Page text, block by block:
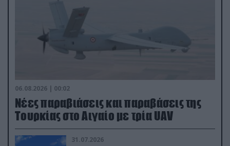
06.08.2026 | 00:02
Νέες παραβιάσεις και παραβάσεις της
Τουρκίας στο Αιγαίο με τρία UAV
31.07.2026